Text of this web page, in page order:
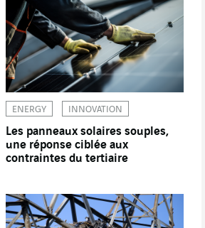
ENERGY INNOVATION
Les panneaux solaires souples,
une réponse ciblée aux
contraintes du tertiaire